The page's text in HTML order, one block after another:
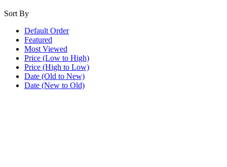
Sort By
Default Order
Featured
Most Viewed
Price (Low to High)
Price (High to Low)
Date (Old to New)
Date (New to Old)